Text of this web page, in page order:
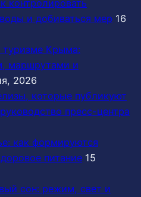
контролировать
и добиваться мер 16
туризме Крыма:
маршрутами и
2026
которые публикуют
пресс-центра
как формируются
питание 15
сон: режим, свет и